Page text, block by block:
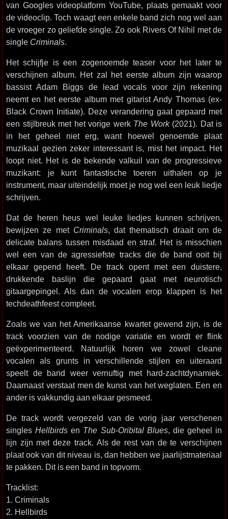
van Googles videoplatform YouTube, plaats gemaakt voor
de videoclip. Toch waagt een enkele band zich nog wel aan
de vroeger zo geliefde single. Zo ook Rivers Of Nihil met de
single Criminals.
Het schijfje is een zogenoemde teaser voor het later te
verschijnen album. Het zal het eerste album zijn waarop
bassist Adam Biggs de lead vocals voor zijn rekening
neemt en het eerste album met gitarist Andy Thomas (ex-
Black Crown Initiate). Deze verandering gaat gepaard met
een stijlbreuk met het vorige werk The Work(2021). Dat is
in het geheel niet erg, want hoewel genoemde plaat
muzikaal gezien zeker interessant is, mist het impact. Het
loopt niet. Het is de bekende valkuil van de progressieve
muzikant: je kunt fantastische toeren uithalen op je
instrument, maar uiteindelijk moet je nog wel een leuk liedje
schrijven.
Dat de heren heus wel leuke liedjes kunnen schrijven,
bewijzen ze met Criminals, dat thematisch draait om de
delicate balans tussen misdaad en straf. Het is misschien
wel een van de agressiefste tracks die de band ooit bij
elkaar gepend heeft. De track opent met een duistere,
drukkende baslijn die gepaard gaat met neurotisch
gitaargepingel. Als dan de vocalen erop klappen is het
techdeathfeest compleet.
Zoals we van het Amerikaanse kwartet gewend zijn, is de
track voorzien van de nodige variatie en wordt er flink
geëxperimenteerd. Natuurlijk horen we zowel cleane
vocalen als grunts in verschillende stijlen en uiteraard
speelt de band weer vernuftig met hard-zachtdynamiek.
Daarnaast verstaat men de kunst van het weglaten. Een en
ander is vakkundig aan elkaar gesmeed.
De track wordt vergezeld van de vorig jaar verschenen
singlesHellbirds en The Sub-Oribital Blues, die geheel in
lijn zijn met deze track. Als de rest van de te verschijnen
plaat ook van dit niveau is, dan hebben we jaarlijstmateriaal
te pakken. Dit is een band in topvorm.
Tracklist:
1. Criminals
2. Hellbirds